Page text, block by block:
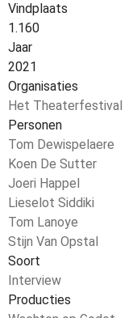
Vindplaats
1.160
Jaar
2021
Organisaties
Het Theaterfestival
Personen
Tom Dewispelaere
Koen De Sutter
Joeri Happel
Lieselot Siddiki
Tom Lanoye
Stijn Van Opstal
Soort
Interview
Producties